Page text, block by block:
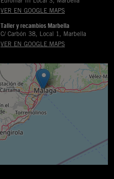
VER EN GOOGLE MAPS
Taller y recambios Marbella
C/ Carbón 38, Local 1, Marbella
VER EN GOOGLE MAPS